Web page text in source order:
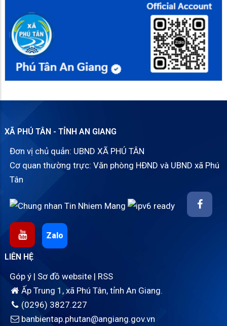
XÃ PHÚ TÂN - TỈNH AN GIANG
Đơn vị chủ quản: UBND XÃ PHÚ TÂN
Cơ quan thường trực: Văn phòng HĐND và UBND xã Phú
Tân
Zalo
LIÊN HỆ
Góp ý | Sơ đồ website | RSS
Ấp Trung 1, xã Phú Tân, tỉnh An Giang.
(0296) 3827.227
banbientap.phutan@angiang.gov.vn